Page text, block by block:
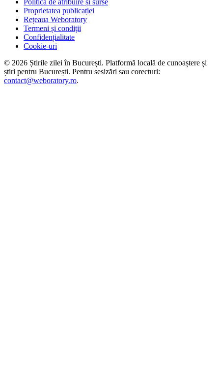
Proprietatea publicației
Rețeaua Weboratory
Termeni și condiții
Confidențialitate
Cookie-uri
© 2026 Știrile zilei în București. Platformă locală de cunoaștere și
știri pentru București. Pentru sesizări sau corecturi:
contact@weboratory.ro.